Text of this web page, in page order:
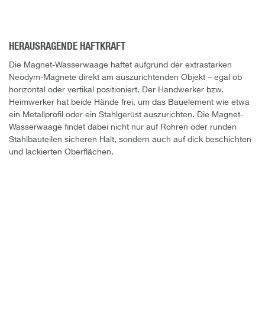
HERAUSRAGENDE HAFTKRAFT
Die Magnet-Wasserwaage haftet aufgrund der extrastarken
Neodym-Magnete direkt am auszurichtenden Objekt – egal ob
horizontal oder vertikal positioniert. Der Handwerker bzw.
Heimwerker hat beide Hände frei, um das Bauelement wie etwa
ein Metallprofil oder ein Stahlgerüst auszurichten. Die Magnet-
Wasserwaage findet dabei nicht nur auf Rohren oder runden
Stahlbauteilen sicheren Halt, sondern auch auf dick beschichten
und lackierten Oberflächen.